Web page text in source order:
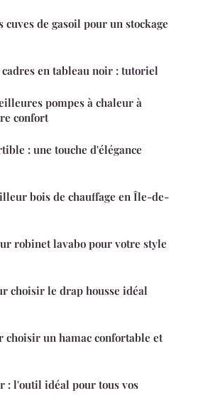
cuves de gasoil pour un stockage
en tableau noir : tutoriel
pompes à chaleur à
confort
: une touche d'élégance
bois de chauffage en Île-de-
robinet lavabo pour votre style
choisir le drap housse idéal
choisir un hamac confortable et
: l'outil idéal pour tous vos